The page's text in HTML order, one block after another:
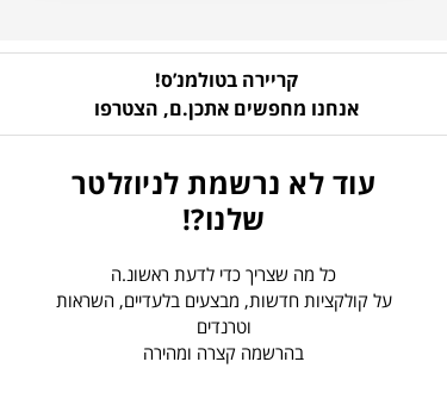
קריירה בטולמנ’ס!
אנחנו מחפשים אתכן.ם, הצטרפו
עוד לא נרשמת לניוזלטר
שלנו?!
כל מה שצריך כדי לדעת ראשונ.ה
על קולקציות חדשות, מבצעים בלעדיים, השראות
וטרנדים
בהרשמה קצרה ומהירה